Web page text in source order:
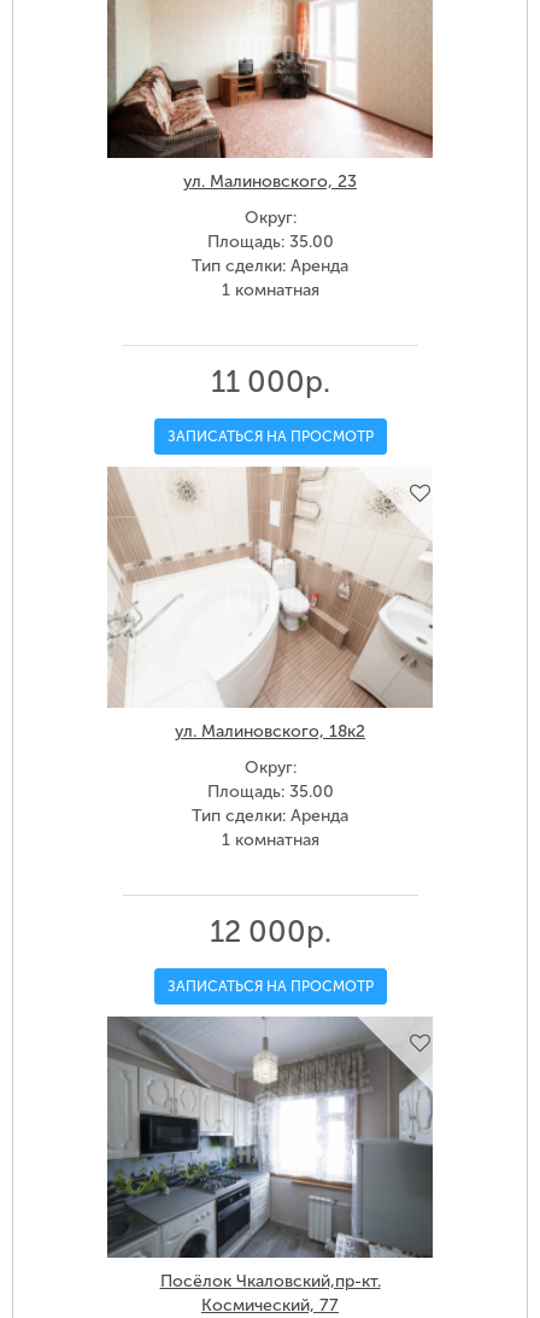
ул. Малиновского, 23
Округ:
Площадь: 35.00
Тип сделки: Аренда
1 комнатная
11 000р.
ЗАПИСАТЬСЯ НА ПРОСМОТР
ул. Малиновского, 18к2
Округ:
Площадь: 35.00
Тип сделки: Аренда
1 комнатная
12 000р.
ЗАПИСАТЬСЯ НА ПРОСМОТР
Посёлок Чкаловский,пр-кт.
Космический, 77